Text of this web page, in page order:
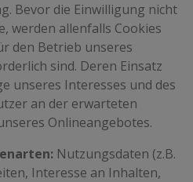
Bevor die Einwilligung nicht
werden allenfalls Cookies
den Betrieb unseres
sind. Deren Einsatz
unseres Interesses und des
an der erwarteten
Onlineangebotes.
Nutzungsdaten (z.B.
Interesse an Inhalten,